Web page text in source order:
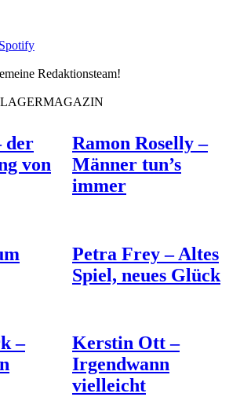
Spotify
Redaktionsteam!
der
von
Ramon Roselly –
Männer tun’s
immer
Petra Frey – Altes
Spiel, neues Glück
–
Kerstin Ott –
Irgendwann
vielleicht